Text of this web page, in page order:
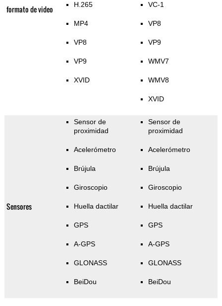
formato de video H.265
MP4
VP8
VP9
XVID
VC-1
VP8
VP9
WMV7
WMV8
XVID
Sensores
Sensor de
proximidad
Acelerómetro
Brújula
Giroscopio
Huella dactilar
GPS
A-GPS
GLONASS
BeiDou
Sensor de
proximidad
Acelerómetro
Brújula
Giroscopio
Huella dactilar
GPS
A-GPS
GLONASS
BeiDou